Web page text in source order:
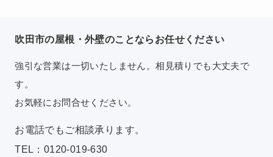
吹田市の屋根・外壁のことならお任せください
強引な営業は一切いたしません。相見積りでも大丈夫で
す。
お気軽にお問合せください。
お電話でもご相談承ります。
TEL：0120-019-630